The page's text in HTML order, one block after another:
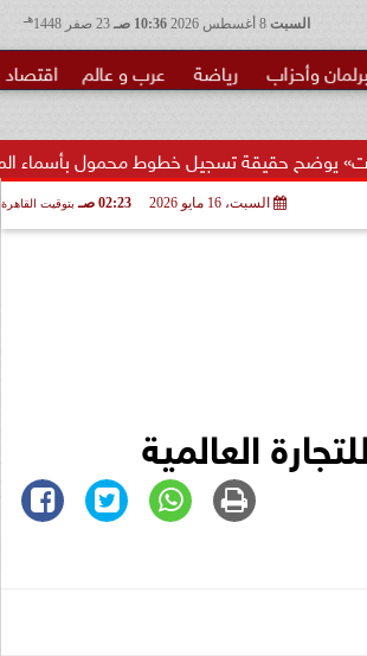
السبت 10:36 صـ هـ
برلمان وأحزاب رياضة عرب و عالم اقتصاد
تسجيل خطوط محمول بأسماء المواطنين دون...
السبت، 16 مايو 2026 02:23 صـ بتوقيت القاهرة
العالمية